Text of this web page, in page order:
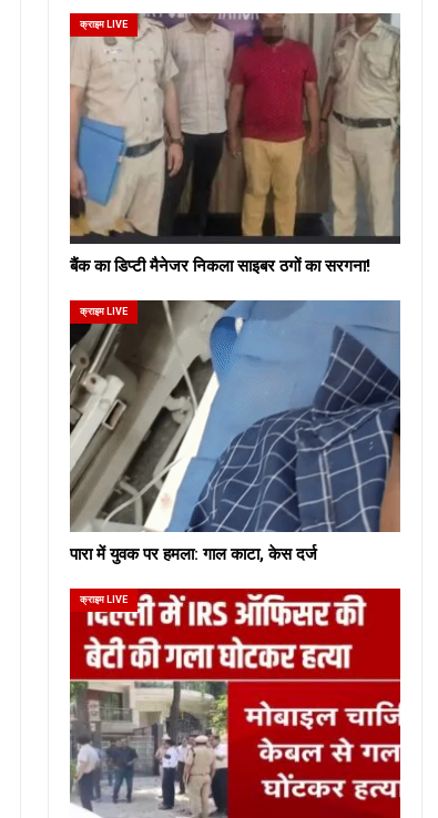
क्राइम LIVE
बैंक का डिप्टी मैनेजर निकला साइबर ठगों का सरगना!
क्राइम LIVE
पारा में युवक पर हमला: गाल काटा, केस दर्ज
क्राइम LIVE